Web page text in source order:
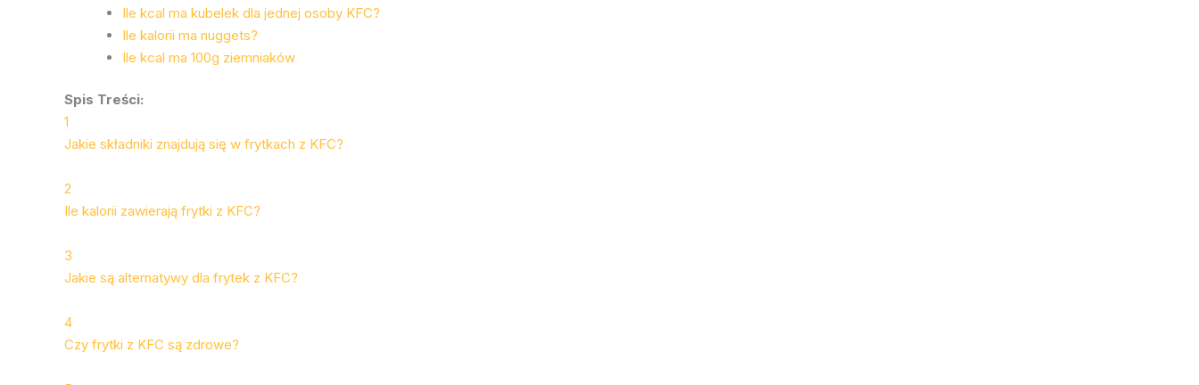
Ile kcal ma kubelek dla jednej osoby KFC?
Ile kalorii ma nuggets?
Ile kcal ma 100g ziemniaków
Spis Treści:
1
Jakie składniki znajdują się w frytkach z KFC?
2
Ile kalorii zawierają frytki z KFC?
3
Jakie są alternatywy dla frytek z KFC?
4
Czy frytki z KFC są zdrowe?